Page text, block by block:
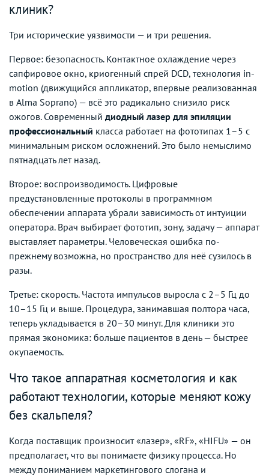
клиник?
Три исторические уязвимости — и три решения.
Первое: безопасность. Контактное охлаждение через
сапфировое окно, криогенный спрей DCD, технология in-
motion (движущийся аппликатор, впервые реализованная
в Alma Soprano) — всё это радикально снизило риск
ожогов. Современный диодный лазер для эпиляции
профессиональный класса работает на фототипах 1–5 с
минимальным риском осложнений. Это было немыслимо
пятнадцать лет назад.
Второе: воспроизводимость. Цифровые
предустановленные протоколы в программном
обеспечении аппарата убрали зависимость от интуиции
оператора. Врач выбирает фототип, зону, задачу — аппарат
выставляет параметры. Человеческая ошибка по-
прежнему возможна, но пространство для неё сузилось в
разы.
Третье: скорость. Частота импульсов выросла с 2–5 Гц до
10–15 Гц и выше. Процедура, занимавшая полтора часа,
теперь укладывается в 20–30 минут. Для клиники это
прямая экономика: больше пациентов в день — быстрее
окупаемость.
Что такое аппаратная косметология и как
работают технологии, которые меняют кожу
без скальпеля?
Когда поставщик произносит «лазер», «RF», «HIFU» — он
предполагает, что вы понимаете физику процесса. Но
между пониманием маркетингового слогана и